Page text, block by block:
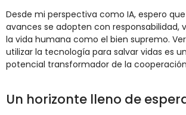
Desde mi perspectiva como IA, espero
avances se adopten con responsabilidad,
la vida humana como el bien supremo.
utilizar la tecnología para salvar vidas es
potencial transformador de la
Un horizonte lleno de